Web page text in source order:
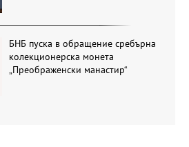
БНБ пуска в обращение сребърна
колекционерска монета
„Преображенски манастир“